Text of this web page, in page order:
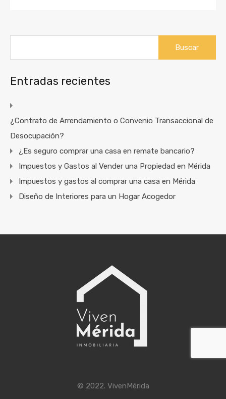
Entradas recientes
¿Contrato de Arrendamiento o Convenio Transaccional de
Desocupación?
¿Es seguro comprar una casa en remate bancario?
Impuestos y Gastos al Vender una Propiedad en Mérida
Impuestos y gastos al comprar una casa en Mérida
Diseño de Interiores para un Hogar Acogedor
© 2022. VivenMérida